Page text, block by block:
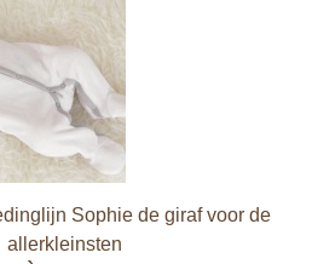
Sophie de giraf voor de
allerkleinsten